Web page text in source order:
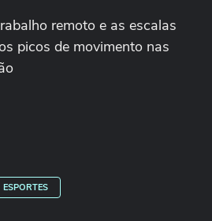
remoto e as escalas
picos de movimento nas
ESPORTES